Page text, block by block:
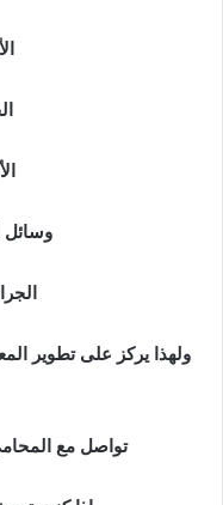
وسائل
ولهذا يركز على تطوير
تواصل مع